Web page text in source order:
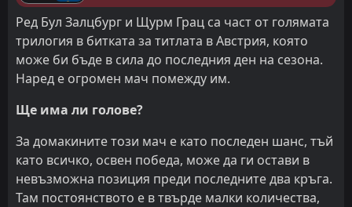
Ред Бул Залцбург и Щурм Грац са част от голямата
трилогия в битката за титлата в Австрия, която
може би бъде в сила до последния ден на сезона.
Наред е огромен мач помежду им.
Ще има ли голове?
За домакините този мач е като последен шанс, тъй
като всичко, освен победа, може да ги остави в
невъзможна позиция преди последните два кръга.
Там постоянството е в твърде малки количества,